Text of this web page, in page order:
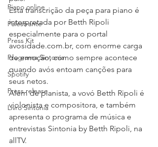
Piano online
Palestrante
Press Kit
Programa Sintonia
Spotify
Press release
Livro Sintonia
Esta transcrição da peça para piano é
interpretada por Betth Ripoli
especialmente para o portal
avosidade.com.br, com enorme carga
de emoção, como sempre acontece
quando avós entoam canções para
seus netos.
Além de pianista, a vovó Betth Ripoli é
violonista e compositora, e também
apresenta o programa de música e
entrevistas Sintonia by Betth Ripoli, na
allTV.